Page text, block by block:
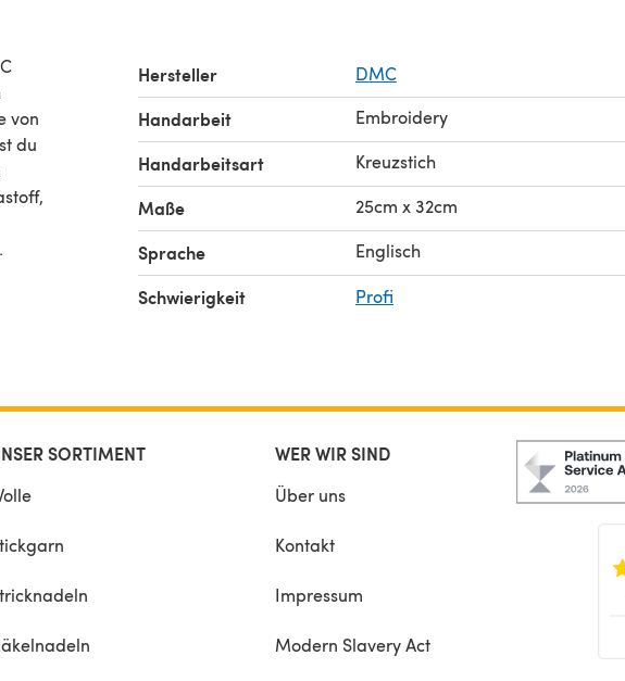
von
du
Hersteller DMC
Handarbeit Embroidery
Handarbeitsart Kreuzstich
Maße 25cm x 32cm
Sprache Englisch
Schwierigkeit Profi
SORTIMENT WER WIR SIND
Über uns
Kontakt
Impressum
Modern Slavery Act